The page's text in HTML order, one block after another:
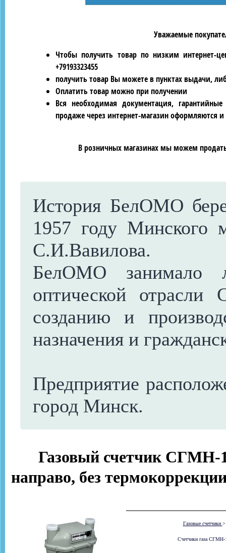
Уважаемые
Чтобы получить товар по низким интернет-
+79193323455
получить товар Вы можете в пунктах выдачи,
Оплатить товар можно при получении
Вся необходимая документация,
продаже через интернет-магазин оформляются
В розничных магазинах мы можем
История БелОМО
1957 году Минского
С.И.Вавилова.
БелОМО занимало
оптической
созданию и
назначения и
Предприятие
город Минск.
Газовый счетчик СГМН-
направо, без
Газовые счетчики
Счетчики газа СГМН-